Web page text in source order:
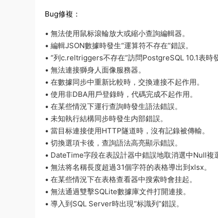
Bug修複：
• 無法使用鼠标滾輪放大或縮小查詢編輯器。
• 編輯JSON數據時發生“運算符不存在”錯誤。
• “列c.reltriggers不存在”訪問PostgreSQL 10.1表時
• 無法連接獅身人面像服務器。
• 在數據同步中重新比較時，交換連接不起作用。
• 使用非DBA用戶登錄時，代碼完成不起作用。
• 在某些情況下運行查詢時發生語法錯誤。
• 未知執行結構同步時發生内部錯誤。
• 當目标連接使用HTTP隧道時，沒有記錄被傳輸。
• 切換選項卡後，查詢語法高亮顯示錯誤。
• DateTime字段在表設計器中錯誤地取消選中Null複
• 無法将名稱長度超過31個字符的表格導出到xlsx。
• 在某些情況下在表格查看器中搜索時會挂起。
• 無法通過雙擊SQLite數據庫文件打開連接。
• 導入到SQL Server時出現“标識列”錯誤。